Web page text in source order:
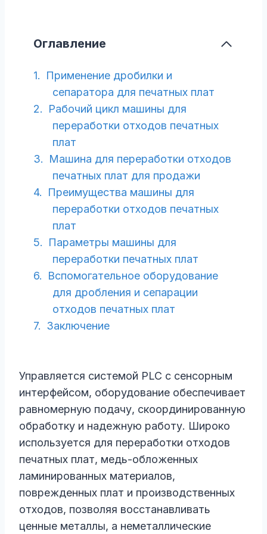
Оглавление
Применение дробилки и
сепаратора для печатных плат
Рабочий цикл машины для
переработки отходов печатных
плат
Машина для переработки отходов
печатных плат для продажи
Преимущества машины для
переработки отходов печатных
плат
Параметры машины для
переработки печатных плат
Вспомогательное оборудование
для дробления и сепарации
отходов печатных плат
Заключение
Управляется системой PLC с сенсорным
интерфейсом, оборудование обеспечивает
равномерную подачу, скоординированную
обработку и надежную работу. Широко
используется для переработки отходов
печатных плат, медь-обложенных
ламинированных материалов,
поврежденных плат и производственных
отходов, позволяя восстанавливать
ценные металлы, а неметаллические